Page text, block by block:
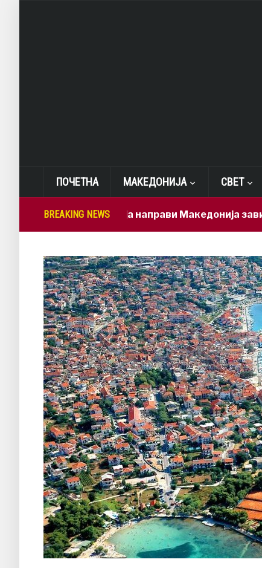
ПОЧЕТНА МАКЕДОНИЈА СВЕТ
BREAKING NEWS
Мицкоски ја направи Македонија зависна од